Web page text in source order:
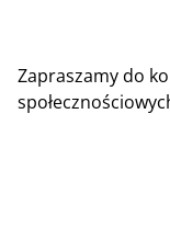
Zapraszamy do